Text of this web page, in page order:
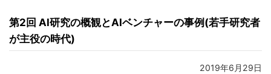
第2回 AI研究の概観とAIベンチャーの事例(若手研究者
が主役の時代)
2019年6月29日